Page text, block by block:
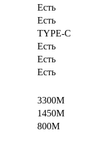
Есть
Есть
TYPE-C
Есть
Есть
Есть
3300М
1450М
800М